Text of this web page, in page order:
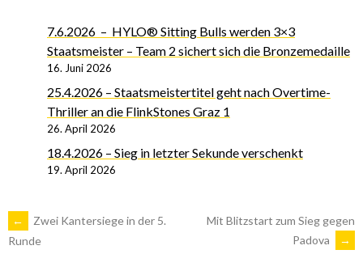
7.6.2026 – HYLO® Sitting Bulls werden 3×3
Staatsmeister – Team 2 sichert sich die Bronzemedaille
16. Juni 2026
25.4.2026 – Staatsmeistertitel geht nach Overtime-
Thriller an die FlinkStones Graz 1
26. April 2026
18.4.2026 – Sieg in letzter Sekunde verschenkt
19. April 2026
ARTIKEL-
←
Zwei Kantersiege in der 5.
Runde
Mit Blitzstart zum Sieg gegen
Padova
→